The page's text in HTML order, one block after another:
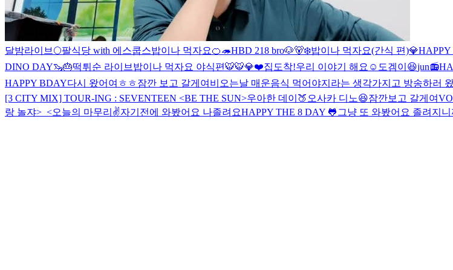
달밤라이브🌕팔식당 with 에스쿱스밥이나 먹자요🍊🦔HBD 218 bro🐶🐻‍❄️밥이나 먹자요(간식 편)
DINO DAY🦦🎂떡튀순 라이브 밥이나 먹자요 야식편🐯🐯💎❤️집도착!우리 이야기 해요☺️ 도겜이😆jun📻
HAPPY BDAY다시 왔어여ㅎㅎ잠깐 보고 갈게여 비오는날 매운음식 먹어야지라는 생각가지고 방송하러
[3 CITY MIX] TOUR-ING : SEVENTEEN <BE THE SUN>우아한 데이🍑 오사카 디노😆잠깐보고 갈게여
랑 놀쟈>_<오늘의 마무리✌️자기전에 와봤어요 나졸려요HAPPY THE 8 DAY 🐸 그냥 또 와봤어요 졸려지